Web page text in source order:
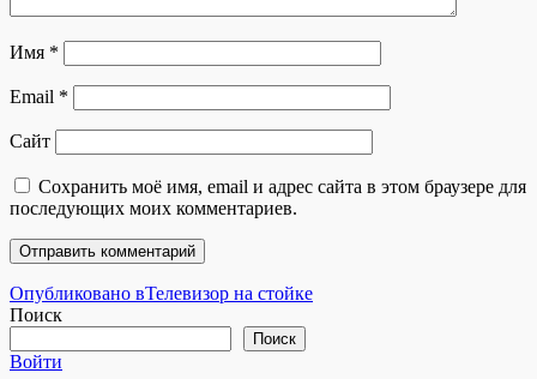
Имя *
Email *
Сайт
Сохранить моё имя, email и адрес сайта в этом браузере для
последующих моих комментариев.
Навигация
по
записям
Опубликовано вТелевизор на стойке
Поиск
Поиск
Войти